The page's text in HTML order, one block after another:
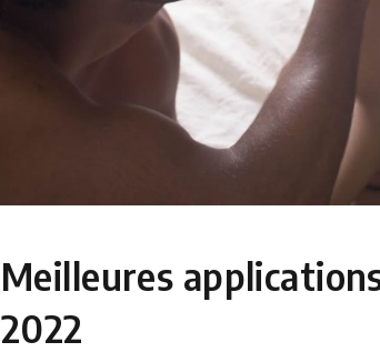
Meilleures
2022